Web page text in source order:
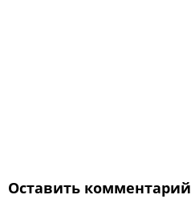
Оставить комментарий